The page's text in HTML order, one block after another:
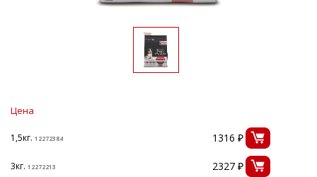
Цена
1,5кг. 12272384 1316 ₽
3кг. 12272213 2327 ₽